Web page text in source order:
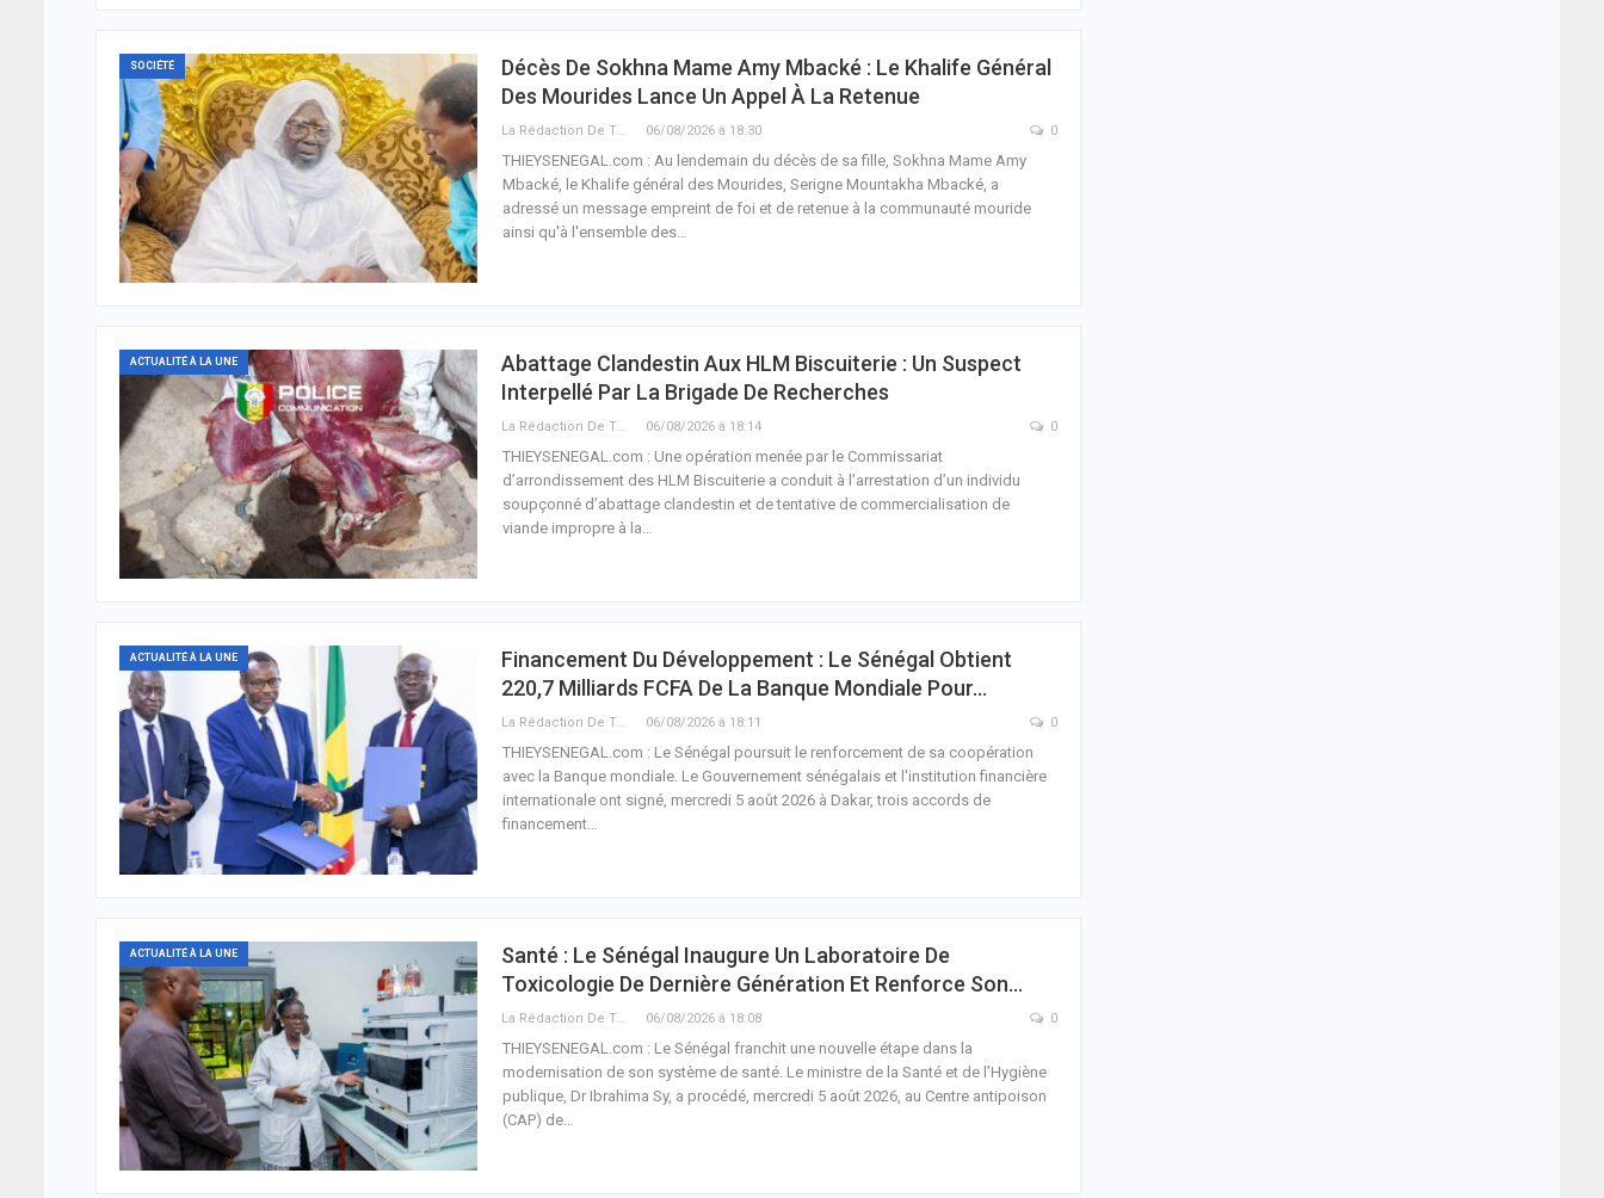
SOCIÉTÉ
Décès De Sokhna Mame Amy Mbacké : Le Khalife Général
Des Mourides Lance Un Appel À La Retenue
06/08/2026 à 18:30 0
THIEYSENEGAL.com : Au lendemain du décès de sa fille, Sokhna Mame Amy
Mbacké, le Khalife général des Mourides, Serigne Mountakha Mbacké, a
adressé un message empreint de foi et de retenue à la communauté mouride
ainsi qu'à l'ensemble des…
ACTUALITÉ À LA UNE
Abattage Clandestin Aux HLM Biscuiterie : Un Suspect
Interpellé Par La Brigade De Recherches
06/08/2026 à 18:14 0
THIEYSENEGAL.com : Une opération menée par le Commissariat
d’arrondissement des HLM Biscuiterie a conduit à l’arrestation d’un individu
soupçonné d’abattage clandestin et de tentative de commercialisation de
viande impropre à la…
ACTUALITÉ À LA UNE
Financement Du Développement : Le Sénégal Obtient
220,7 Milliards FCFA De La Banque Mondiale Pour…
06/08/2026 à 18:11 0
THIEYSENEGAL.com : Le Sénégal poursuit le renforcement de sa coopération
avec la Banque mondiale. Le Gouvernement sénégalais et l'institution financière
internationale ont signé, mercredi 5 août 2026 à Dakar, trois accords de
financement…
ACTUALITÉ À LA UNE
Santé : Le Sénégal Inaugure Un Laboratoire De
Toxicologie De Dernière Génération Et Renforce Son…
06/08/2026 à 18:08 0
THIEYSENEGAL.com : Le Sénégal franchit une nouvelle étape dans la
modernisation de son système de santé. Le ministre de la Santé et de l’Hygiène
publique, Dr Ibrahima Sy, a procédé, mercredi 5 août 2026, au Centre antipoison
(CAP) de…